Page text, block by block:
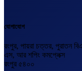
যোগাযোগ
রংপুর, পায়রা চত্তর, পুরাতন
এস, আর শপিং কমপ্লেক্স
রংপুর ৫৪০০